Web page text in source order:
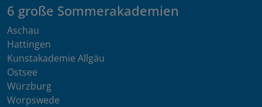
6 große Sommerakademien
Aschau
Hattingen
Kunstakademie Allgäu
Ostsee
Würzburg
Worpswede